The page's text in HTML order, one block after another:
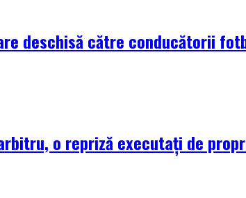
deschisă către conducătorii
o repriză executați de